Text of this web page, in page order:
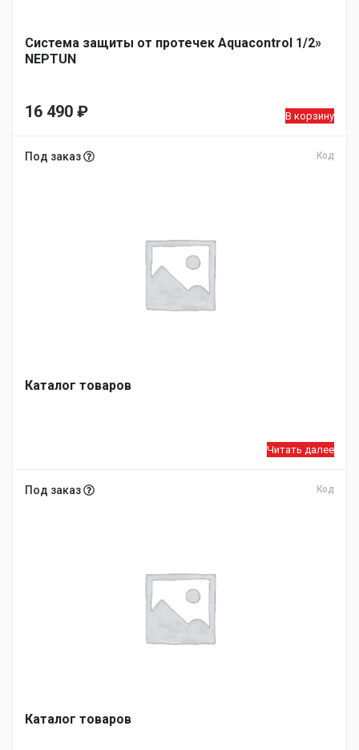
Система защиты от протечек Aquacontrol 1/2»
NEPTUN
16 490 ₽ В корзину
Под заказ Код
Каталог товаров
Читать далее
Под заказ Код
Каталог товаров